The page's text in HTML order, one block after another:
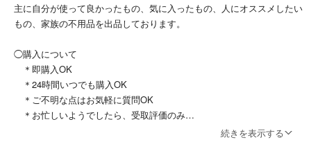
主に自分が使って良かったもの、気に入ったもの、人にオススメしたい
もの、家族の不用品を出品しております。
◯購入について
＊即購入OK
＊24時間いつでも購入OK
＊ご不明な点はお気軽に質問OK
＊お忙しいようでしたら、受取評価のみ
続きを表示する